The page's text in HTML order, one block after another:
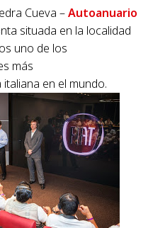
Cueva –Autoanuario
situada en la localidad
uno de los
más
en el mundo.